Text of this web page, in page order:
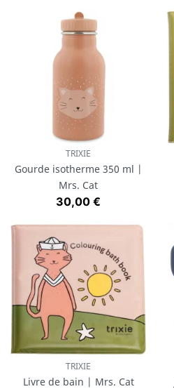
TRIXIE
Gourde isotherme 350 ml |
Mrs. Cat
Prix
30,00 €
TRIXIE
Livre de bain | Mrs. Cat